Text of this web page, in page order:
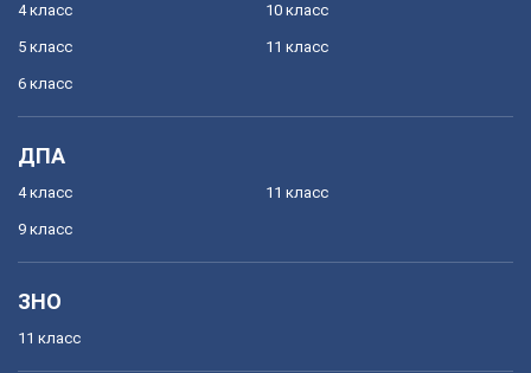
4 класс
5 класс
6 класс
10 класс
11 класс
ДПА
4 класс
9 класс
11 класс
ЗНО
11 класс